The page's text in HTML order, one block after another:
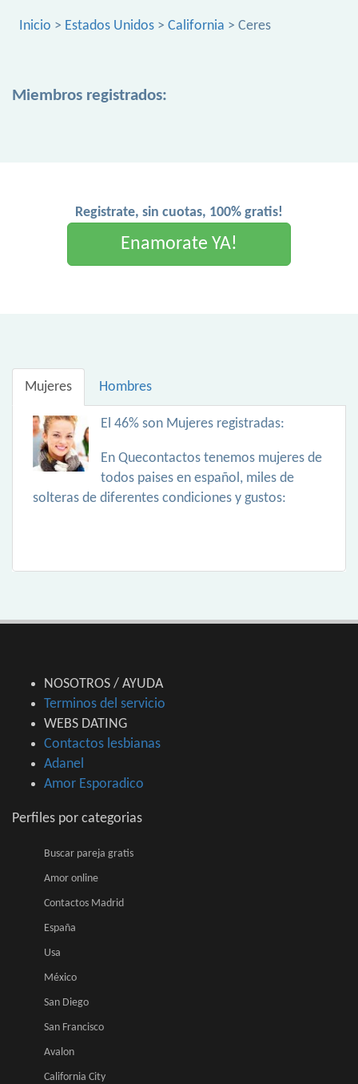
Inicio > Estados Unidos > California > Ceres
Miembros registrados:
Registrate, sin cuotas, 100% gratis!
Enamorate YA!
Mujeres Hombres
El 46% son Mujeres registradas:
En Quecontactos tenemos mujeres de
todos paises en español, miles de
solteras de diferentes condiciones y gustos:
NOSOTROS / AYUDA
Terminos del servicio
WEBS DATING
Contactos lesbianas
Adanel
Amor Esporadico
Perfiles por categorias
Buscar pareja gratis
Amor online
Contactos Madrid
España
Usa
México
San Diego
San Francisco
Avalon
California City